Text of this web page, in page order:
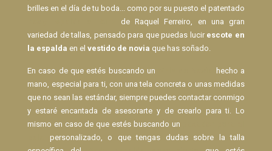
brilles en el día de tu boda... como por su puesto el patentado
de Raquel Ferreiro, en una gran
variedad de tallas, pensado para que puedas lucir escote en
la espalda en el vestido de novia que has soñado.
En caso de que estés buscando un
hecho a
mano, especial para ti, con una tela concreta o unas medidas
que no sean las estándar, siempre puedes contactar conmigo
y estaré encantada de asesorarte y de crearlo para ti. Lo
mismo en caso de que estés buscando un
personalizado, o que tengas dudas sobre la talla